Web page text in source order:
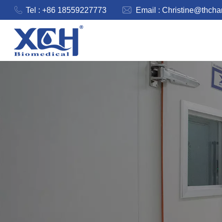
Tel : +86 18559227773 Email :